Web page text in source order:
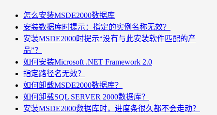
怎么安装MSDE2000数据库
安装数据库时提示：指定的实例名称无效？
安装MSDE2000时提示“没有与此安装软件匹配的产
品”？
如何安装Microsoft .NET Framework 2.0
指定路径名无效？
如何卸载MSDE2000数据库？
如何卸载SQL SERVER 2000数据库？
安装MSDE2000数据库时，进度条很久都不会走动？